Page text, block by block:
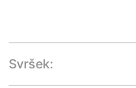
Svršek: